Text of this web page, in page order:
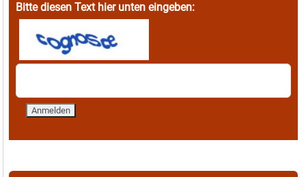
Bitte diesen Text hier unten eingeben: